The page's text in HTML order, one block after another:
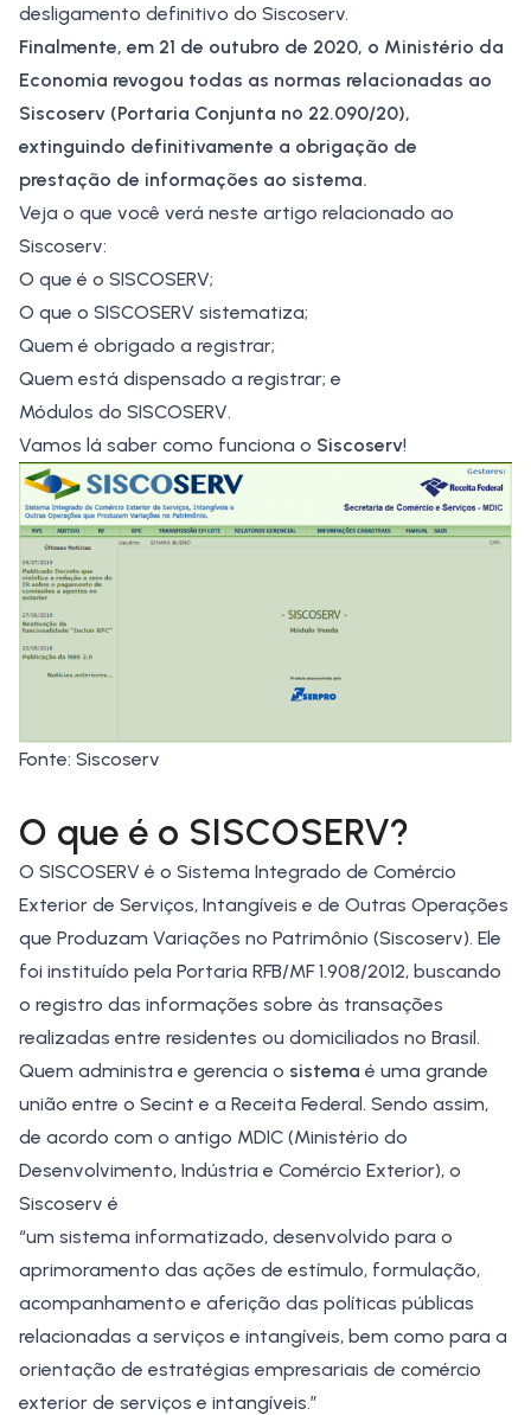
desligamento definitivo do Siscoserv.
Finalmente, em 21 de outubro de 2020, o Ministério da
Economia revogou todas as normas relacionadas ao
Siscoserv (Portaria Conjunta nº 22.090/20),
extinguindo definitivamente a obrigação de
prestação de informações ao sistema.
Veja o que você verá neste artigo relacionado ao
Siscoserv:
O que é o SISCOSERV;
O que o SISCOSERV sistematiza;
Quem é obrigado a registrar;
Quem está dispensado a registrar; e
Módulos do SISCOSERV.
Vamos lá saber como funciona o Siscoserv!
Fonte: Siscoserv
O que é o SISCOSERV?
O SISCOSERV é o Sistema Integrado de Comércio
Exterior de Serviços, Intangíveis e de Outras Operações
que Produzam Variações no Patrimônio (Siscoserv). Ele
foi instituído pela Portaria RFB/MF 1.908/2012, buscando
o registro das informações sobre às transações
realizadas entre residentes ou domiciliados no Brasil.
Quem administra e gerencia o sistema é uma grande
união entre o Secint e a Receita Federal. Sendo assim,
de acordo com o antigo MDIC (Ministério do
Desenvolvimento, Indústria e Comércio Exterior), o
Siscoserv é
“um sistema informatizado, desenvolvido para o
aprimoramento das ações de estímulo, formulação,
acompanhamento e aferição das políticas públicas
relacionadas a serviços e intangíveis, bem como para a
orientação de estratégias empresariais de comércio
exterior de serviços e intangíveis.”